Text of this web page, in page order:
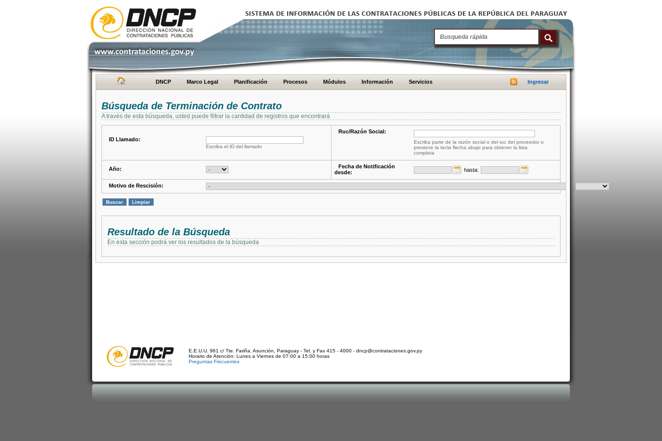
DNCP Marco Legal Planificación Procesos Módulos Información Servicios Ingresar
Búsqueda de Terminación de Contrato
A través de esta búsqueda, usted puede filtrar la cantidad de registros que encontrará
ID Llamado:
Escriba el ID del llamado
Ruc/Razón Social:
Escriba parte de la razón social o del ruc del proveedor o
presione la tecla flecha abajo para obtener la lista
completa
Año:
Fecha de Notificación
desde:
hasta:
Motivo de Rescisión:
Resultado de la Búsqueda
En esta sección podrá ver los resultados de la búsqueda
E.E.U.U. 961 c/ Tte. Fariña. Asunción, Paraguay - Tel. y Fax 415 - 4000 - dncp@contrataciones.gov.py
Horario de Atención: Lunes a Viernes de 07:00 a 15:00 horas
Preguntas Frecuentes